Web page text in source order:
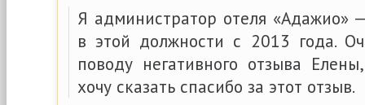
Я администратор отеля «Адажио»
в этой должности с 2013 года.
поводу негативного отзыва
хочу сказать спасибо за этот отзыв.